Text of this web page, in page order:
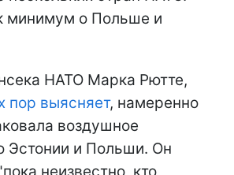
минимум о Польше и
НАТО Марка Рютте,
пор выясняет, намеренно
воздушное
Эстонии и Польши. Он
неизвестно, кто